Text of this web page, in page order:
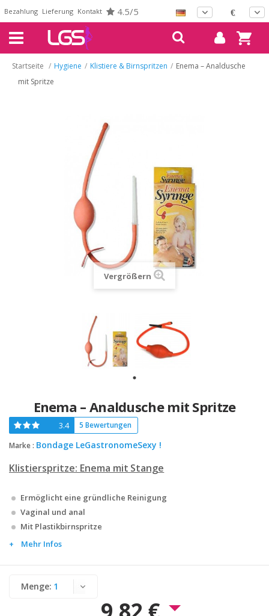
Bezahlung Lieferung Kontakt 4.5/5 €
Startseite / Hygiene / Klistiere & Birnspritzen / Enema – Analdusche
mit Spritze
Vergrößern
Enema – Analdusche mit Spritze
3.4
5 Bewertungen
Marke : Bondage LeGastronomeSexy !
Klistierspritze: Enema mit Stange
Ermöglicht eine gründliche Reinigung
Vaginal und anal
Mit Plastikbirnspritze
Mehr Infos
Menge: